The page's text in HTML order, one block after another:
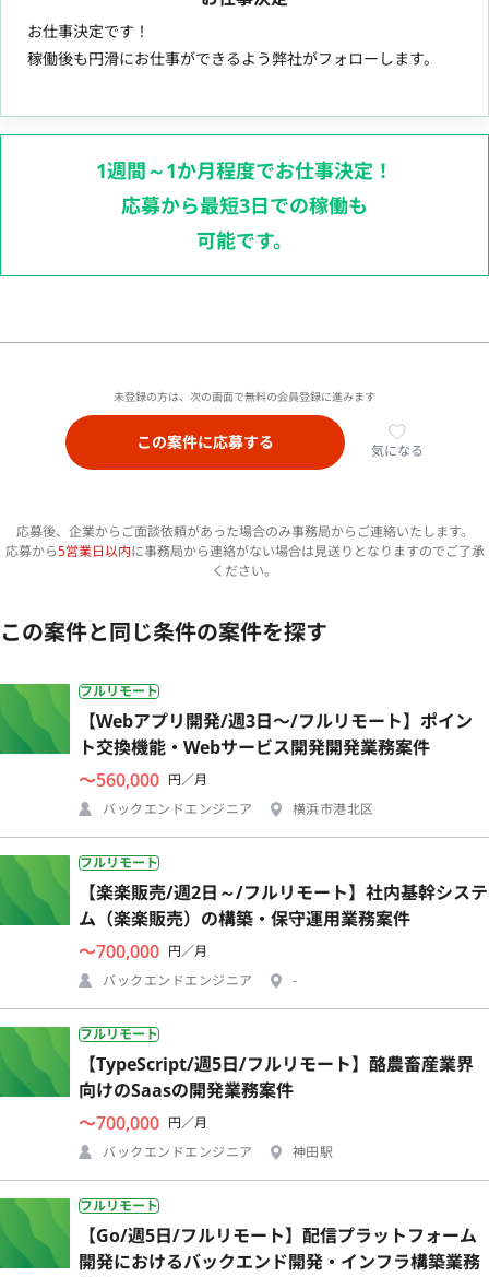
お仕事決定です！
稼働後も円滑にお仕事ができるよう弊社がフォローします。
1週間～1か月程度でお仕事決定！
応募から最短3日での稼働も
可能です。
未登録の方は、次の画面で無料の会員登録に進みます
この案件に応募する 気になる
応募後、企業からご面談依頼があった場合のみ事務局からご連絡いたします。
応募から5営業日以内に事務局から連絡がない場合は見送りとなりますのでご了承
ください。
この案件と同じ条件の案件を探す
フルリモート
【Webアプリ開発/週3日〜/フルリモート】ポイン
ト交換機能・Webサービス開発開発業務案件
〜560,000 円／月
バックエンドエンジニア
横浜市港北区
フルリモート
【楽楽販売/週2日～/フルリモート】社内基幹システ
ム（楽楽販売）の構築・保守運用業務案件
〜700,000 円／月
バックエンドエンジニア
-
フルリモート
【TypeScript/週5日/フルリモート】酪農畜産業界
向けのSaasの開発業務案件
〜700,000 円／月
バックエンドエンジニア
神田駅
フルリモート
【Go/週5日/フルリモート】配信プラットフォーム
開発におけるバックエンド開発・インフラ構築業務